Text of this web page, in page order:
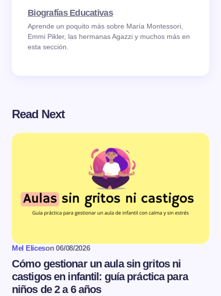
Biografías Educativas
Aprende un poquito más sobre María Montessori,
Emmi Pikler, las hermanas Agazzi y muchos más en
esta sección.
Read Next
Mel Eliceson 06/08/2026
Cómo gestionar un aula sin gritos ni
castigos en infantil: guía práctica para
niños de 2 a 6 años